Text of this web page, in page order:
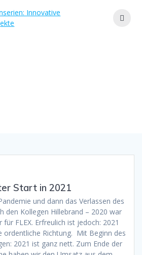
Inhalt
Start in 2021
und dann das Verlassen des
den Kollegen Hillebrand – 2020 war
für FLEX. Erfreulich ist jedoch: 2021
ordentliche Richtung. Mit Beginn des
2021 ist ganz nett. Zum Ende der